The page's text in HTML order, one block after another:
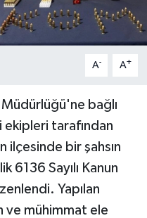
A- A+
bağlı
ekipleri tarafından
bir şahsın
6136 Sayılı Kanun
Yapılan
ve mühimmat ele